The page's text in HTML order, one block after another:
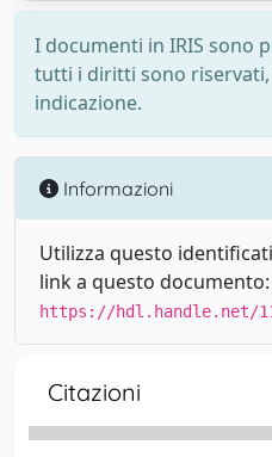
I documenti in IRIS sono
tutti i diritti sono riservati,
indicazione.
Informazioni
Utilizza questo
link a questo documento:
https://hdl.handle.net/
Citazioni